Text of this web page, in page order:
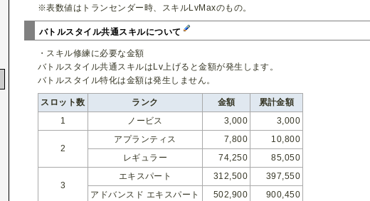
※表数値はトランセンダー時、スキルLvMaxのもの。
バトルスタイル共通スキルについて
・スキル修練に必要な金額
バトルスタイル共通スキルはLv上げると金額が発生します。
バトルスタイル特化は金額は発生しません。
スロット数 ランク 金額
累計金額
1
ノービス 3,000 3,000
2
アプランティス 7,800
10,800
レギュラー
74,250 85,050
3
エキスパート 312,500
397,550
アドバンスド エキスパート
502,900 900,450